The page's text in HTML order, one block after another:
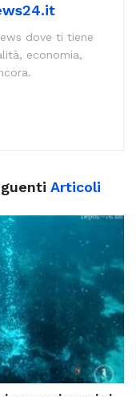
dove ti tiene
economia,
Articoli